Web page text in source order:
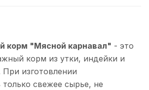
корм "Мясной карнавал" - это
корм из утки, индейки и
изготовлении
только свежее сырье, не